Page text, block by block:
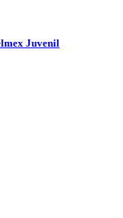
Juvenil